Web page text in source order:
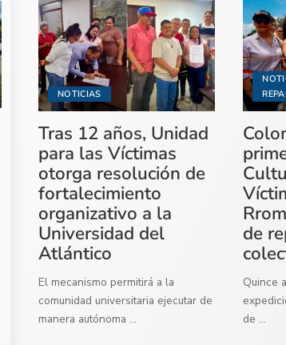
NOTICIAS
Tras 12 años, Unidad
para las Víctimas
otorga resolución de
fortalecimiento
organizativo a la
Universidad del
Atlántico
El mecanismo permitirá a la
comunidad universitaria ejecutar de
manera autónoma ...
de
Quince
de ...